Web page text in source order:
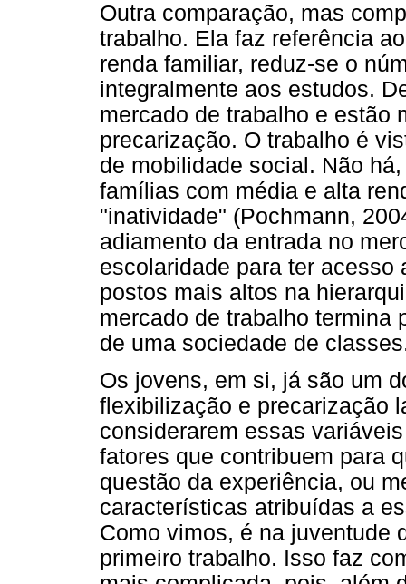
Outra comparação, mas
trabalho. Ela faz referência
renda familiar, reduz-se o
integralmente aos estudos.
mercado de trabalho e estão
precarização. O trabalho é
de mobilidade social. Não
famílias com média e alta
"inatividade" (Pochmann,
adiamento da entrada no
escolaridade para ter acesso
postos mais altos na
mercado de trabalho termina
de uma sociedade de
Os jovens, em si, já são um
flexibilização e precarização
considerarem essas
fatores que contribuem para
questão da experiência, ou
características atribuídas a
Como vimos, é na juventude
primeiro trabalho. Isso faz